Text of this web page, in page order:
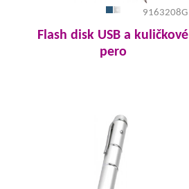
9163208G
Flash disk USB a kuličkové
pero